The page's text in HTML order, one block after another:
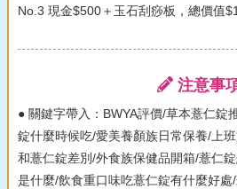
No.3 現金$500＋玉石刮痧板，總價值
注意事
● 關鍵字帶入：BWYA評價/草本薏仁錠
錠什麼時候吃/愛美養顏族日常保養/上
和薏仁錠差別/外食族保健品開箱/薏仁
是什麼/飲食重口味吃薏仁錠有什麼好